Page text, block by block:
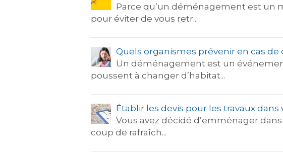
Parce qu’un déménagement est un
pour éviter de vous retr...
Quels organismes prévenir en cas
Un déménagement est un
poussent à changer d’habitat...
Établir les devis pour les travaux
Vous avez décidé d’emménager
coup de rafraîch...